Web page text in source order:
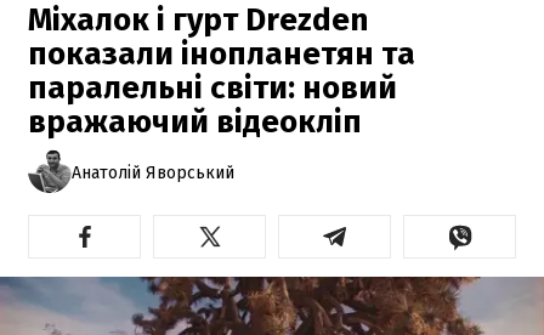
Міхалок і гурт Drezden
показали інопланетян та
паралельні світи: новий
вражаючий відеокліп
Анатолій Яворський